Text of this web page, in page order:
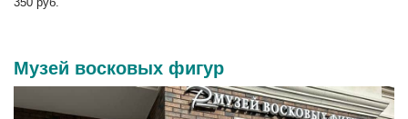
Музей восковых фигур